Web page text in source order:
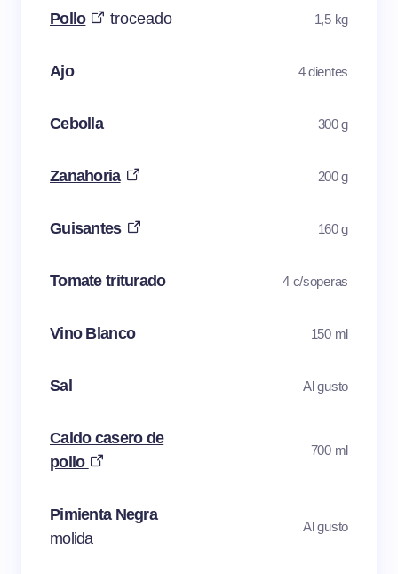
Pollo troceado 1,5 kg
Ajo 4 dientes
Cebolla 300 g
Zanahoria 200 g
Guisantes 160 g
Tomate triturado 4 c/soperas
Vino Blanco 150 ml
Sal Al gusto
Caldo casero de
pollo
700 ml
Pimienta Negra
molida
Al gusto